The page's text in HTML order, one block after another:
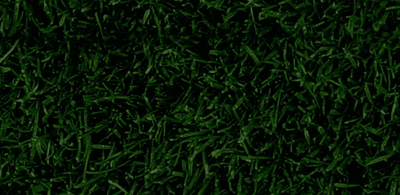
役，结束22年绿茵生涯
安斯基通过社交平台官宣退役。曾效力阿森纳、西汉姆联，斩获足总杯、欧协
法比安斯基宣布退役 卢卡斯·法比安斯基 阿森纳门将 西汉姆联
吉·班巴，五年长约补强中场
式宣布签下摩纳哥中场阿拉吉·班巴，20岁法国后腰登陆英超，充实中场轮换阵